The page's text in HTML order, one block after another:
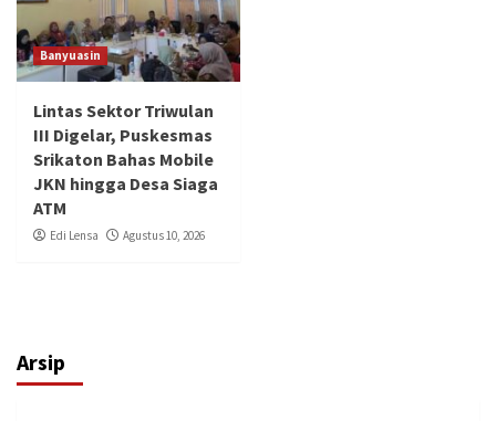
Banyuasin
Lintas Sektor Triwulan
III Digelar, Puskesmas
Srikaton Bahas Mobile
JKN hingga Desa Siaga
ATM
Edi Lensa Agustus 10, 2026
Arsip